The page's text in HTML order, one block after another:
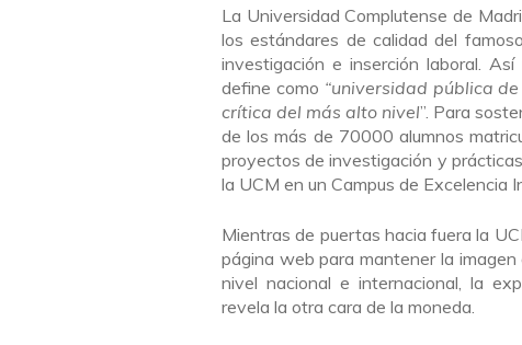
La Universidad Complutense de
los estándares de calidad del
investigación e inserción laboral.
define como “universidad pública
crítica del más alto nivel”. Para
de los más de 70000 alumnos
proyectos de investigación y
la UCM en un Campus de Excelencia
Mientras de puertas hacia fuera la
página web para mantener la
nivel nacional e internacional, la
revela la otra cara de la moneda.